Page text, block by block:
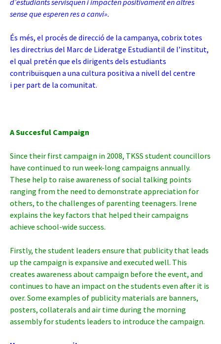
d’estudiants servisquen i impacten positivament en altres
sense que esperen res a canvi».
És més, el procés de direcció de la campanya, cobrix totes
les directrius del Marc de Lideratge Estudiantil de l’institut,
el qual pretén que els dirigents dels estudiants
contribuïsquen a una cultura positiva a nivell del centre
i per part de la comunitat.
A Succesful Campaign
Since their first campaign in 2008, TKSS student councillors
have continued to run week-long campaigns annually.
These help to raise awareness of social talking points
ranging from the need to demonstrate appreciation for
others, to the challenges of parenting teenagers. Irene
explains the key factors that helped their campaigns
achieve school-wide success.
Firstly, the student leaders ensure that publicity that leads
up the campaign is expansive and executed well. This
creates awareness about campaign before the event, and
continues to have an impact on the students even after it is
over. Some examples of publicity materials are banners,
posters, collaterals and air time during the morning
assembly for students leaders to introduce the campaign.